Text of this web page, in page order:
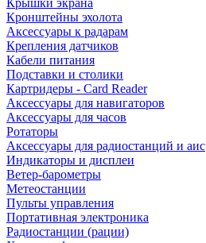
Крышки экрана
Кронштейны эхолота
Аксессуары к радарам
Крепления датчиков
Кабели питания
Подставки и столики
Картридеры - Card Reader
Аксессуары для навигаторов
Аксессуары для часов
Ротаторы
Аксессуары для радиостанций и аис
Индикаторы и дисплеи
Ветер-барометры
Метеостанции
Пульты управления
Портативная электроника
Радиостанции (рации)